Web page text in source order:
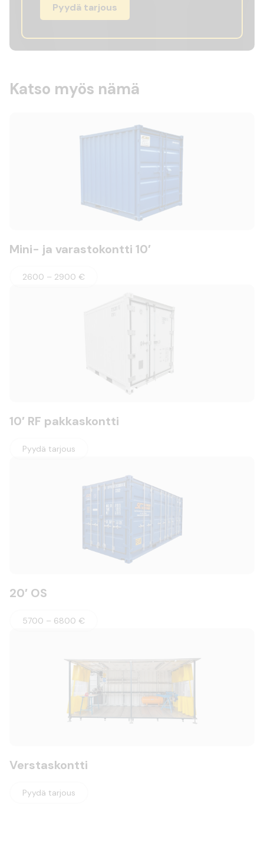
Pyydä tarjous
Katso myös nämä
Mini- ja varastokontti 10′
2600 – 2900 €
10′ RF pakkaskontti
Pyydä tarjous
20′ OS
5700 – 6800 €
Verstaskontti
Pyydä tarjous